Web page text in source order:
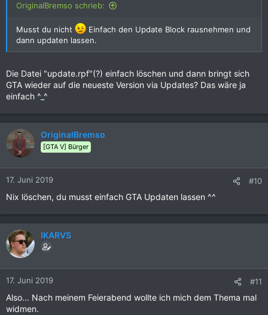
OriginalBremso schrieb:
Musst du nicht
Einfach den Update Block rausnehmen und
dann updaten lassen.
Die Datei "update.rpf"(?) einfach löschen und dann bringt sich
GTA wieder auf die neueste Version via Updates? Das wäre ja
einfach ^_^
OriginalBremso
[GTA V] Bürger
17. Juni 2019 #10
Nix löschen, du musst einfach GTA Updaten lassen ^^
IKARVS
17. Juni 2019 #11
Also... Nach meinem Feierabend wollte ich mich dem Thema mal
widmen.